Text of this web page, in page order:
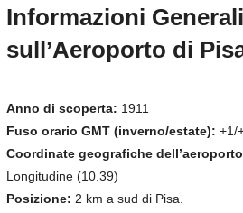
Informazioni Generali
sull’Aeroporto di
Anno di scoperta: 1911
Fuso orario GMT (inverno/estate): +1/
Coordinate geografiche
Longitudine (10.39)
Posizione: 2 km a sud di Pisa.